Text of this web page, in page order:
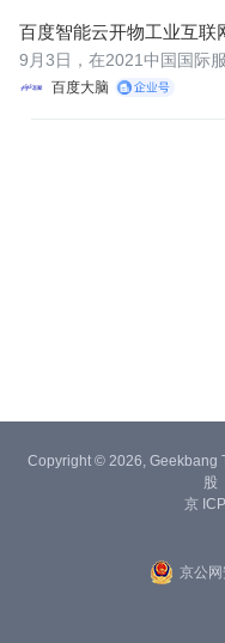
百度智能云开物工业互联
发布会
百度大脑
9月3日，在2021中国国际
果发布活动上，百度智能
Copyright © 2026, Geekbang
股
京
京公